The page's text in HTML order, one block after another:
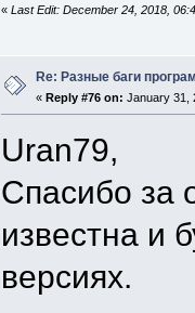
« Last Edit: December 24, 2018,
Re: Разные баги
« Reply #76 on: January 31,
Uran79,
Спасибо за
известна и
версиях.